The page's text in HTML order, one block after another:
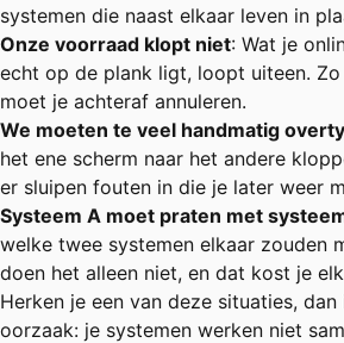
systemen die naast elkaar leven in
Onze voorraad klopt niet: Wat je
echt op de plank ligt, loopt uiteen.
moet je achteraf annuleren.
We moeten te veel handmatig
het ene scherm naar het andere
er sluipen fouten in die je later weer
Systeem A moet praten met
welke twee systemen elkaar zouden
doen het alleen niet, en dat kost je
Herken je een van deze situaties,
oorzaak: je systemen werken niet